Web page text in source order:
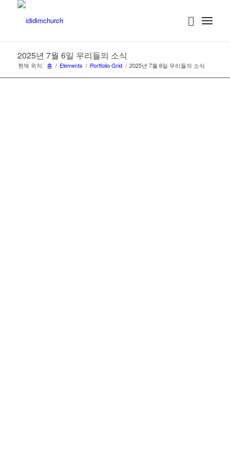
2025년 7월 6일 우리들의 소식
현재 위치: 홈 / Elements / Portfolio Grid / 2025년 7월 6일 우리들의 소식